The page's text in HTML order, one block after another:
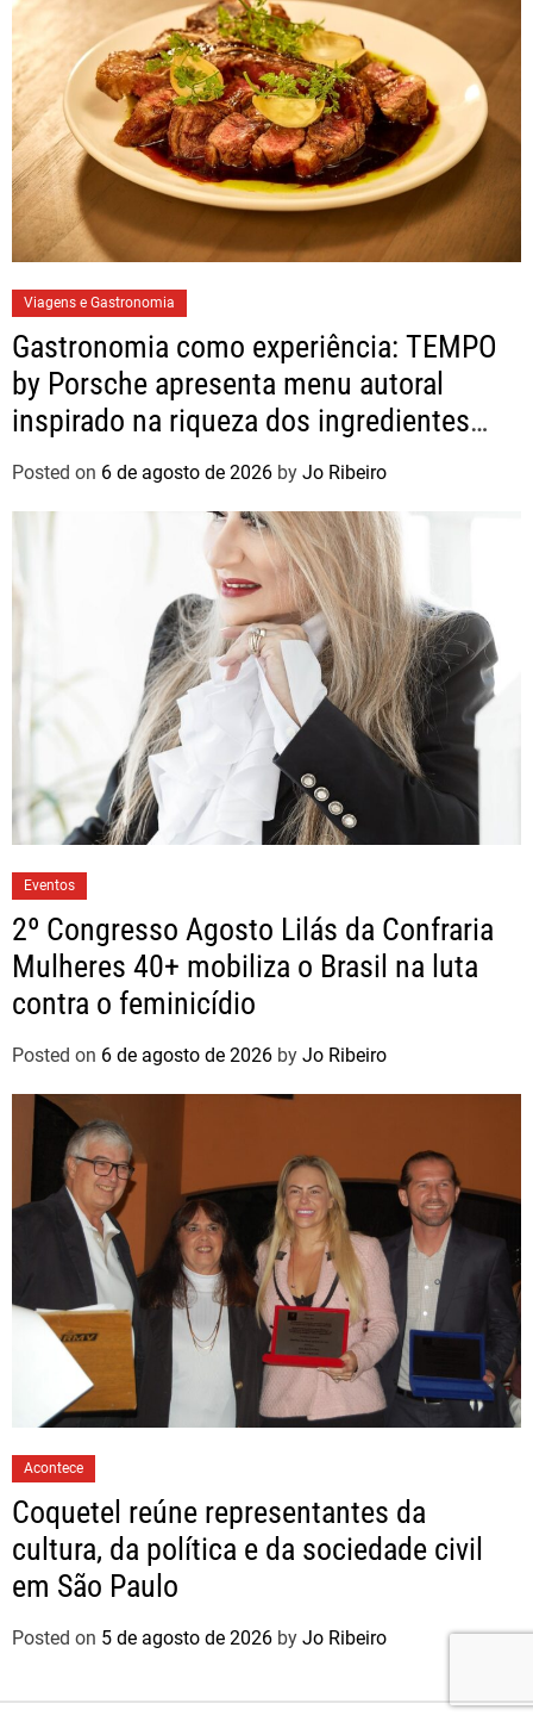
Viagens e Gastronomia
Gastronomia como experiência: TEMPO
by Porsche apresenta menu autoral
inspirado na riqueza dos ingredientes
brasileiros
Posted on 6 de agosto de 2026 by Jo Ribeiro
Eventos
2º Congresso Agosto Lilás da Confraria
Mulheres 40+ mobiliza o Brasil na luta
contra o feminicídio
Posted on 6 de agosto de 2026 by Jo Ribeiro
Acontece
Coquetel reúne representantes da
cultura, da política e da sociedade civil
em São Paulo
Posted on 5 de agosto de 2026 by Jo Ribeiro